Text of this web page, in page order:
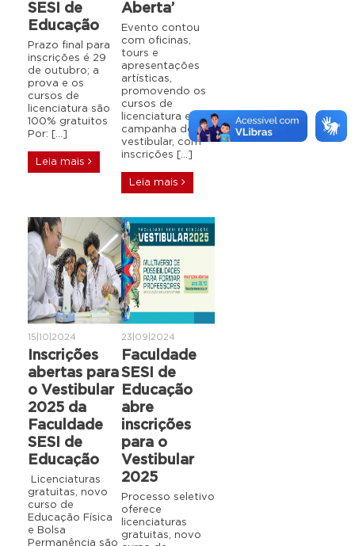
SESI de
Educação
Prazo final para
inscrições é 29
de outubro; a
prova e os
cursos de
licenciatura são
100% gratuitos
Por: […]
Leia mais
Aberta’
Evento contou
com oficinas,
tours e
apresentações
artísticas,
promovendo os
cursos de
licenciatura e a
campanha do
vestibular, com
inscrições […]
Leia mais
15|10|2024
Inscrições
abertas para
o Vestibular
2025 da
Faculdade
SESI de
Educação
Licenciaturas
gratuitas, novo
curso de
Educação Física
e Bolsa
Permanência são
23|09|2024
Faculdade
SESI de
Educação
abre
inscrições
para o
Vestibular
2025
Processo seletivo
oferece
licenciaturas
gratuitas, novo